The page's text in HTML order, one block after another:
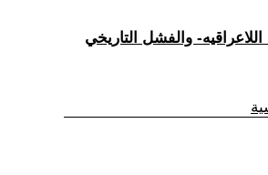
اللاعراقيه- والفشل التاريخي